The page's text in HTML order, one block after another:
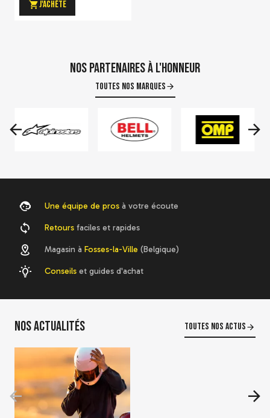
J'achète
Nos partenaires à l'honneur
Toutes nos marques
Une équipe de pros à votre écoute
Retours faciles et rapides
Magasin à Fosses-la-Ville (Belgique)
Conseils et guides d'achat
Nos actualités Toutes nos actus